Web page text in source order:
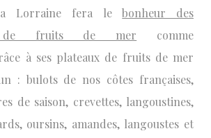
la Lorraine fera lebonheur des
de fruits de mer comme
à ses plateaux de fruits de mer
: bulots de nos côtes françaises,
de saison, crevettes, langoustines,
oursins, amandes, langoustes et